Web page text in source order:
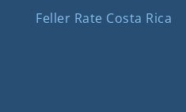
Feller Rate Costa Rica